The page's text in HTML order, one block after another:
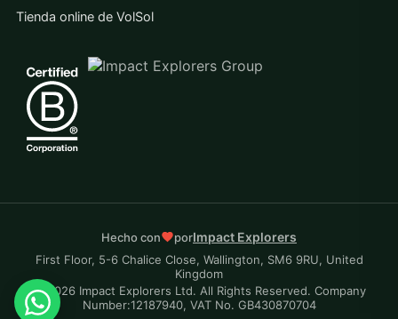
Tienda online de VolSol
Hecho con porImpact Explorers
First Floor, 5-6 Chalice Close, Wallington, SM6 9RU, United
Kingdom
© 2026 Impact Explorers Ltd. All Rights Reserved. Company
Number:12187940, VAT No. GB430870704